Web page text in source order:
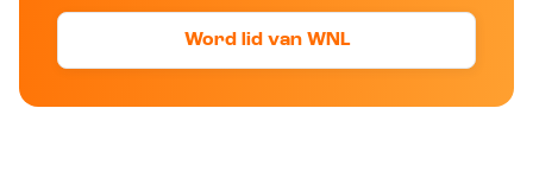
Word lid van WNL